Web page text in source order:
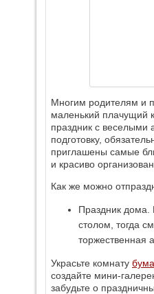
Многим родителям и
маленький плачущий
праздник с веселыми
подготовку,
приглашены самые
и красиво
Как же можно
Праздник
столом, тогда
торжественная
Украсьте комнату
создайте мини-
забудьте о